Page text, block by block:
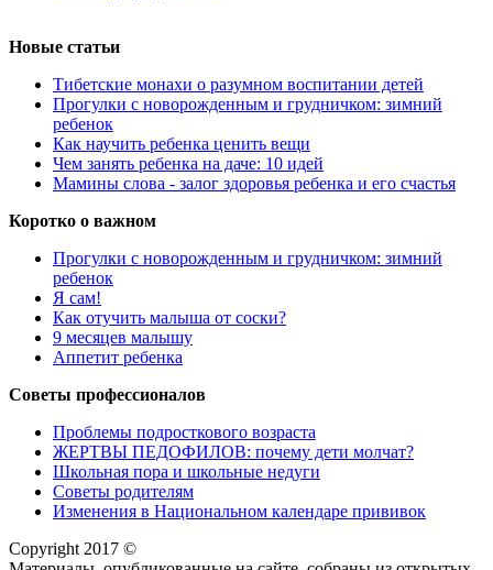
Новые статьи
Тибетские монахи о разумном воспитании детей
Прогулки с новорожденным и грудничком: зимний
ребенок
Как научить ребенка ценить вещи
Чем занять ребенка на даче: 10 идей
Мамины слова - залог здоровья ребенка и его счастья
Коротко о важном
Прогулки с новорожденным и грудничком: зимний
ребенок
Я сам!
Как отучить малыша от соски?
9 месяцев малышу
Аппетит ребенка
Советы профессионалов
Проблемы подросткового возраста
ЖЕРТВЫ ПЕДОФИЛОВ: почему дети молчат?
Школьная пора и школьные недуги
Советы родителям
Изменения в Национальном календаре прививок
Copyright 2017 ©